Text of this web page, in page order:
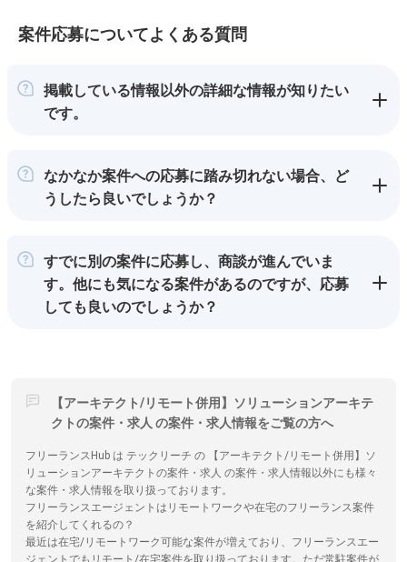
案件応募についてよくある質問
掲載している情報以外の詳細な情報が知りたい
です。
なかなか案件への応募に踏み切れない場合、ど
うしたら良いでしょうか？
すでに別の案件に応募し、商談が進んでいま
す。他にも気になる案件があるのですが、応募
しても良いのでしょうか？
【アーキテクト/リモート併用】ソリューションアーキテ
クトの案件・求人 の案件・求人情報をご覧の方へ
フリーランスHub は テックリーチ の 【アーキテクト/リモート併用】ソ
リューションアーキテクトの案件・求人 の案件・求人情報以外にも様々
な案件・求人情報を取り扱っております。
フリーランスエージェントはリモートワークや在宅のフリーランス案件
を紹介してくれるの？
最近は在宅/リモートワーク可能な案件が増えており、フリーランスエー